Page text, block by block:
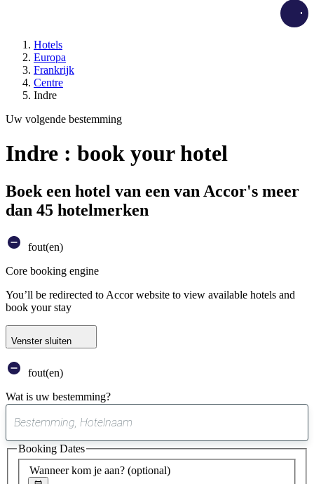
Hotels
Europa
Frankrijk
Centre
Indre
Uw volgende bestemming
Indre : book your hotel
Boek een hotel van een van Accor's meer
dan 45 hotelmerken
fout(en)
Core booking engine
You’ll be redirected to Accor website to view available hotels and
book your stay
Venster sluiten
fout(en)
Wat is uw bestemming?
suggestie
gevonden
Wanneer kom je aan? (optional)
Booking Dates